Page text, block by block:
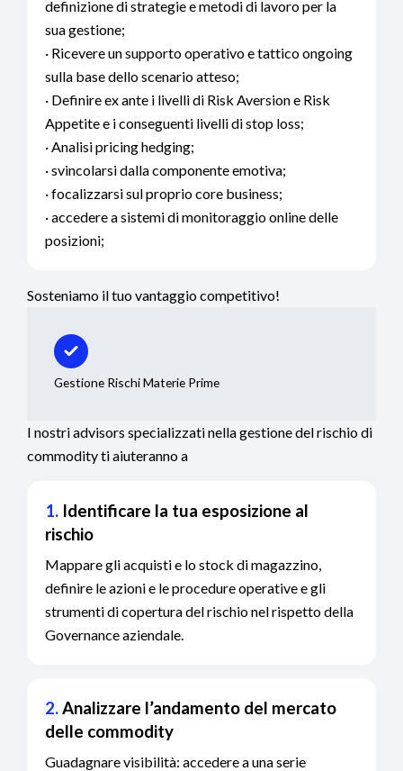
definizione di strategie e metodi di lavoro per la
sua gestione;
· Ricevere un supporto operativo e tattico ongoing
sulla base dello scenario atteso;
· Definire ex ante i livelli di Risk Aversion e Risk
Appetite e i conseguenti livelli di stop loss;
· Analisi pricing hedging;
· svincolarsi dalla componente emotiva;
· focalizzarsi sul proprio core business;
· accedere a sistemi di monitoraggio online delle
posizioni;
Sosteniamo il tuo vantaggio competitivo!
Gestione Rischi Materie Prime
I nostri advisors specializzati nella gestione del rischio di
commodity ti aiuteranno a
1. Identificare la tua esposizione al
rischio
Mappare gli acquisti e lo stock di magazzino,
definire le azioni e le procedure operative e gli
strumenti di copertura del rischio nel rispetto della
Governance aziendale.
2.Analizzare l’andamento del mercato
delle commodity
Guadagnare visibilità: accedere a una serie